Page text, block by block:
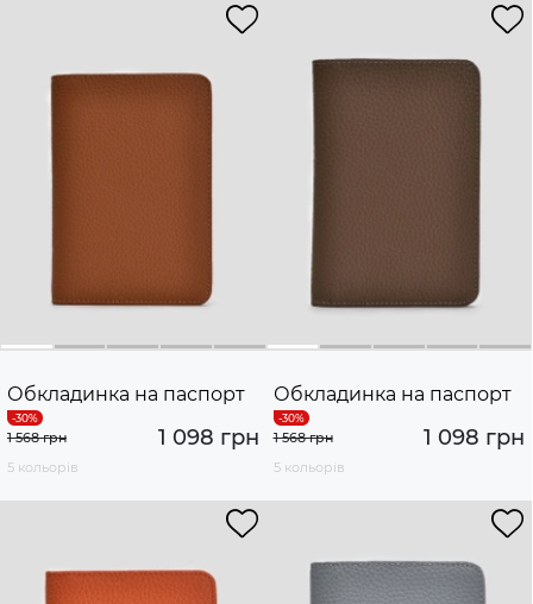
Обкладинка на паспорт
1 098 грн
1 568 грн
5 кольорів
Обкладинка на паспорт
1 098 грн
1 568 грн
5 кольорів